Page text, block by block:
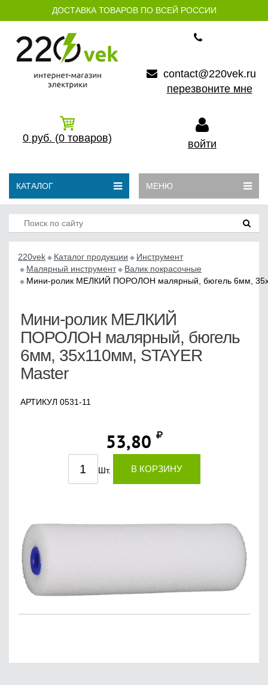
ДОСТАВКА ТОВАРОВ ПО ВСЕЙ РОССИИ
contact@220vek.ru
перезвоните мне
0 руб. (0 товаров) войти
КАТАЛОГ МЕНЮ
220vek Каталог продукции
Инструмент
Малярный инструмент
Валик покрасочные
Мини-ролик МЕЛКИЙ ПОРОЛОН малярный, бюгель 6мм,
Мини-ролик МЕЛКИЙ
ПОРОЛОН малярный, бюгель
6мм, 35х110мм, STAYER
Master
АРТИКУЛ 0531-11
53,80
Шт. В КОРЗИНУ